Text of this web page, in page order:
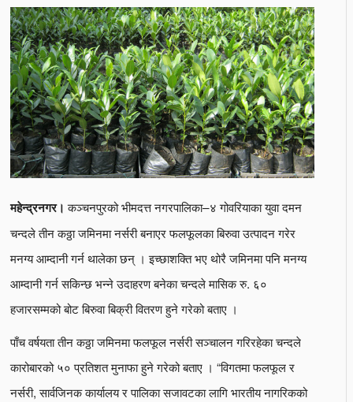
महेन्द्रनगर। कञ्चनपुरको भीमदत्त नगरपालिका–४ गोवरियाका युवा दमन
चन्दले तीन कठ्ठा जमिनमा नर्सरी बनाएर फलफूलका बिरुवा उत्पादन गरेर
मनग्य आम्दानी गर्न थालेका छन् । इच्छाशक्ति भए थोरै जमिनमा पनि मनग्य
आम्दानी गर्न सकिन्छ भन्ने उदाहरण बनेका चन्दले मासिक रु. ६०
हजारसम्मको बोट बिरुवा बिक्री वितरण हुने गरेको बताए ।
पाँच वर्षयता तीन कठ्ठा जमिनमा फलफूल नर्सरी सञ्चालन गरिरहेका चन्दले
कारोबारको ५० प्रतिशत मुनाफा हुने गरेको बताए । “विगतमा फलफूल र
नर्सरी, सार्वजिनक कार्यालय र पालिका सजावटका लागि भारतीय नागरिकको